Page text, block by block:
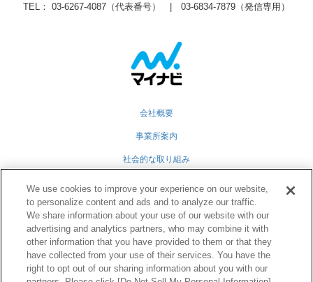
TEL： 03-6267-4087（代表番号） | 03-6834-7879（発信専用）
会社概要
事業所案内
社会的な取り組み
グループ会社
個人情報保護方針
業務運営規定
We use cookies to improve your experience on our website,
to personalize content and ads and to analyze our traffic.
We share information about your use of our website with our
advertising and analytics partners, who may combine it with
other information that you have provided to them or that they
have collected from your use of their services. You have the
right to opt out of our sharing information about you with our